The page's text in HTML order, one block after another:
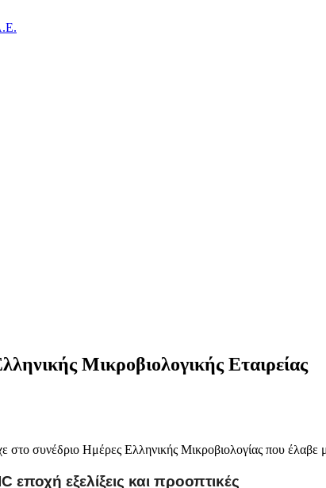
Μικροβιολογικής Εταιρείας
στο συνέδριο Ημέρες Ελληνικής Μικροβιολογίας που
εξελίξεις και προοπτικές